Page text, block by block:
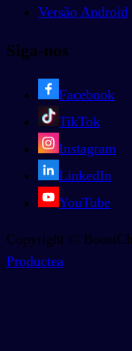
Versão Android
Siga-nos
Facebook
TikTok
Instagram
LinkedIn
YouTube
Copyright ©
Productea